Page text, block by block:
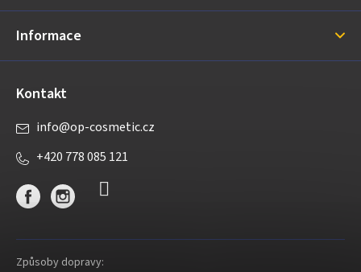
í
Informace
Kontakt
info@op-cosmetic.cz
+420 778 085 121
Způsoby dopravy: